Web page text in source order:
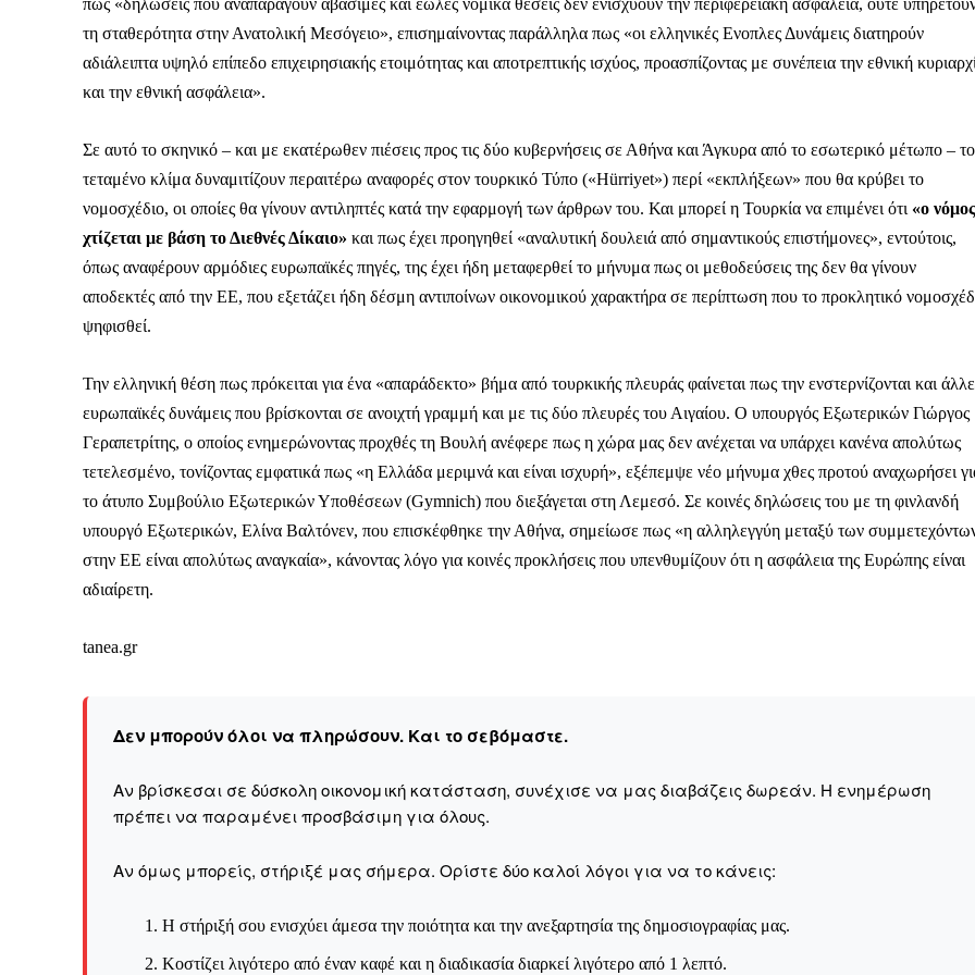
Καθημερινή Μαχητική
Εφημερίδα
ΕΓΓΡΑΦΕΙΤΕ
Αγώνας της
Ποιοι είμαστε
Στείλτε το άρθρο σας | Κάντε μια
Η στήριξή σου ενισχύει άμεσα την ποιότητα και την ανεξαρτησία της
Κοστίζει λιγότερο από έναν καφέ και η διαδικασία διαρκεί λιγότερο από 1 λεπτό.
Σας ευχαριστούμε θερμά.
πως «δηλώσεις που αναπαράγουν αβάσιμες και έωλες νομικά θέσεις δεν ενισχύουν την περιφερειακή ασφάλεια, ούτε
τη σταθερότητα στην Ανατολική Μεσόγειο», επισημαίνοντας παράλληλα πως «οι ελληνικές Ενοπλες Δυνάμεις διατηρούν
αδιάλειπτα υψηλό επίπεδο επιχειρησιακής ετοιμότητας και αποτρεπτικής ισχύος, προασπίζοντας με συνέπεια την εθνική
και την εθνική ασφάλεια».
Σε αυτό το σκηνικό – και με εκατέρωθεν πιέσεις προς τις δύο κυβερνήσεις σε Αθήνα και Άγκυρα από το εσωτερικό μέτωπο – το
τεταμένο κλίμα δυναμιτίζουν περαιτέρω αναφορές στον τουρκικό Τύπο («Hürriyet») περί «εκπλήξεων» που θα κρύβει το
νομοσχέδιο, οι οποίες θα γίνουν αντιληπτές κατά την εφαρμογή των άρθρων του. Και μπορεί η Τουρκία να επιμένει ότι «ο νόμος
χτίζεται με βάση το Διεθνές Δίκαιο» και πως έχει προηγηθεί «αναλυτική δουλειά από σημαντικούς επιστήμονες», εντούτοις,
όπως αναφέρουν αρμόδιες ευρωπαϊκές πηγές, της έχει ήδη μεταφερθεί το μήνυμα πως οι μεθοδεύσεις της δεν θα γίνουν
αποδεκτές από την ΕΕ, που εξετάζει ήδη δέσμη αντιποίνων οικονομικού χαρακτήρα σε περίπτωση που το προκλητικό
ψηφισθεί.
Την ελληνική θέση πως πρόκειται για ένα «απαράδεκτο» βήμα από τουρκικής πλευράς φαίνεται πως την ενστερνίζονται και
ευρωπαϊκές δυνάμεις που βρίσκονται σε ανοιχτή γραμμή και με τις δύο πλευρές του Αιγαίου. Ο υπουργός Εξωτερικών Γιώργος
Γεραπετρίτης, ο οποίος ενημερώνοντας προχθές τη Βουλή ανέφερε πως η χώρα μας δεν ανέχεται να υπάρχει κανένα απολύτως
τετελεσμένο, τονίζοντας εμφατικά πως «η Ελλάδα μεριμνά και είναι ισχυρή», εξέπεμψε νέο μήνυμα χθες προτού αναχωρήσει
το άτυπο Συμβούλιο Εξωτερικών Υποθέσεων (Gymnich) που διεξάγεται στη Λεμεσό. Σε κοινές δηλώσεις του με τη φινλανδή
υπουργό Εξωτερικών, Ελίνα Βαλτόνεν, που επισκέφθηκε την Αθήνα, σημείωσε πως «η αλληλεγγύη μεταξύ των
στην ΕΕ είναι απολύτως αναγκαία», κάνοντας λόγο για κοινές προκλήσεις που υπενθυμίζουν ότι η ασφάλεια της Ευρώπης είναι
αδιαίρετη.
tanea.gr
Δεν μπορούν όλοι να πληρώσουν. Και το σεβόμαστε.
Αν βρίσκεσαι σε δύσκολη οικονομική κατάσταση, συνέχισε να μας διαβάζεις δωρεάν. Η ενημέρωση
πρέπει να παραμένει προσβάσιμη για όλους.
Αν όμως μπορείς, στήριξέ μας σήμερα. Ορίστε δύο καλοί λόγοι για να το κάνεις:
Η στήριξή σου ενισχύει άμεσα την ποιότητα και την ανεξαρτησία της δημοσιογραφίας μας.
Κοστίζει λιγότερο από έναν καφέ και η διαδικασία διαρκεί λιγότερο από 1 λεπτό.